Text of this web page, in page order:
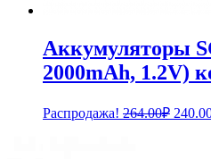
Аккумуляторы
2000mAh, 1.2V)
Распродажа! 264.00₽